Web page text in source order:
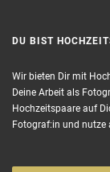
DU BIST
Wir bieten Dir mit
Deine Arbeit als
Hochzeitspaare auf
Fotograf:in und nutze